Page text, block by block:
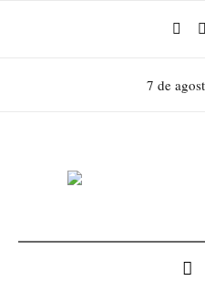
7 de